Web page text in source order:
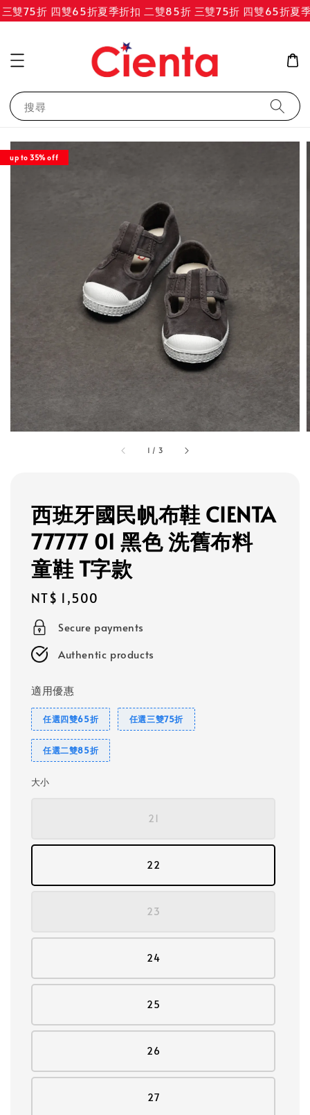
75折 四雙65折夏季折扣 二雙85折 三雙75折 四雙65折夏季
搜尋
1 / 3
up to 35% off
西班牙國民帆布鞋 CIENTA
77777 01 黑色 洗舊布料
童鞋 T字款
Regular
price
NT$ 1,500
Secure payments
Authentic products
適用優惠
任選四雙65折 任選三雙75折
任選二雙85折
大小
21
22
23
24
25
26
27